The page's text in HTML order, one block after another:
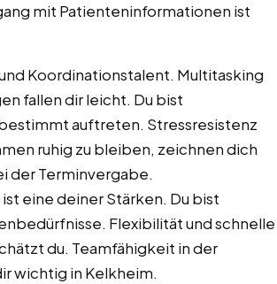
mit Patienteninformationen ist
Koordinationstalent. Multitasking
fallen dir leicht. Du bist
auftreten. Stressresistenz
ruhig zu bleiben, zeichnen dich
der Terminvergabe.
eine deiner Stärken. Du bist
Flexibilität und schnelle
du. Teamfähigkeit in der
wichtig in Kelkheim.